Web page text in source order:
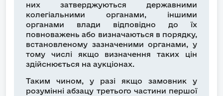
них затверджуються державними
колегіальними органами, іншими
органами влади відповідно до їх
повноважень або визначаються в порядку,
встановленому зазначеними органами, у
тому числі якщо визначення таких цін
здійснюється на аукціонах.
Таким чином, у разі якщо замовник у
розумінні абзацу третього частини першої